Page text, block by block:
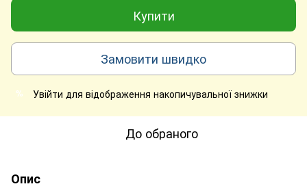
Купити
Замовити швидко
% Увійти для відображення накопичувальної знижки
До обраного
Опис